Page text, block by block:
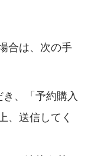
合は、次の手
、「予約購入
、送信してく